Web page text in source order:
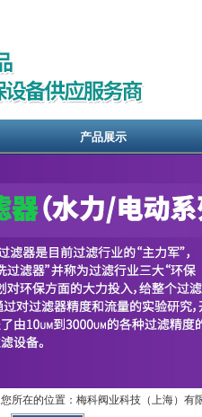
产品展示
您所在的位置：梅科阀业科技（上海）有